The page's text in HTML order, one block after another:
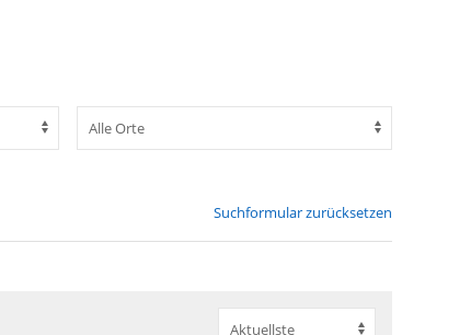
Suchformular zurücksetzen